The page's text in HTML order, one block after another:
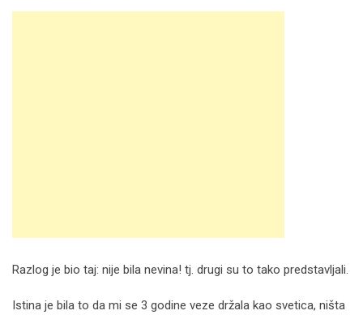
Razlog je bio taj: nije bila nevina! tj. drugi su to tako predstavljali.
Istina je bila to da mi se 3 godine veze držala kao svetica, ništa